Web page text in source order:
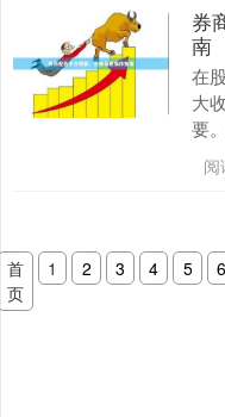
券
南
在
大
要
筛
您
阅
首
页
1 2 3 4 5 6